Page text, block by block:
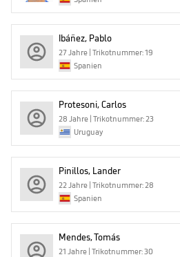
Ibáñez, Pablo
27 Jahre | Trikotnummer: 19
Spanien
Protesoni, Carlos
28 Jahre | Trikotnummer: 23
Uruguay
Pinillos, Lander
22 Jahre | Trikotnummer: 28
Spanien
Mendes, Tomás
21 Jahre | Trikotnummer: 30